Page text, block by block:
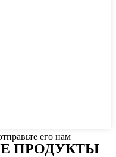
его нам
ПРОДУКТЫ